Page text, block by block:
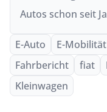
Autos schon seit
E-Auto E-Mobilität
Fahrbericht
fiat
Kleinwagen